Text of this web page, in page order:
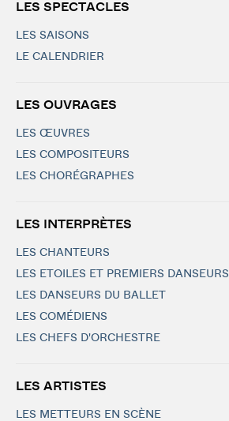
LES SPECTACLES
LES SAISONS
LE CALENDRIER
LES OUVRAGES
LES ŒUVRES
LES COMPOSITEURS
LES CHORÉGRAPHES
LES INTERPRÈTES
LES CHANTEURS
LES ETOILES ET PREMIERS DANSEURS
LES DANSEURS DU BALLET
LES COMÉDIENS
LES CHEFS D'ORCHESTRE
LES ARTISTES
LES METTEURS EN SCÈNE